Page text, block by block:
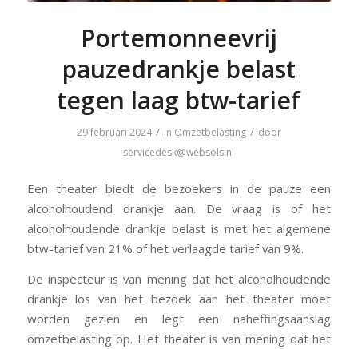
Portemonneevrij
pauzedrankje belast
tegen laag btw-tarief
29 februari 2024 / in Omzetbelasting / door
servicedesk@websols.nl
Een theater biedt de bezoekers in de pauze een
alcoholhoudend drankje aan. De vraag is of het
alcoholhoudende drankje belast is met het algemene
btw-tarief van 21% of het verlaagde tarief van 9%.
De inspecteur is van mening dat het alcoholhoudende
drankje los van het bezoek aan het theater moet
worden gezien en legt een naheffingsaanslag
omzetbelasting op. Het theater is van mening dat het